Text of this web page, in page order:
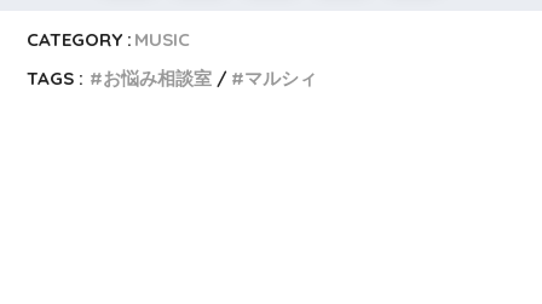
CATEGORY : MUSIC
TAGS :
お悩み相談室 マルシィ